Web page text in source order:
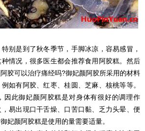
别是到了秋冬季节，手脚冰凉，容易感冒，
情况，很多医生都会推荐食用阿胶糕。然后
胶可以治疗痛经吗?御妃颜阿胶所采用的材料
如有阿胶、红枣、桂圆、芝麻、核桃等等。
因此御妃颜阿胶糕是对身体有很好的调理作
易出现口干舌燥、口苦口黏、乏力头晕、便
妃颜阿胶糕是使用的量需要适量。